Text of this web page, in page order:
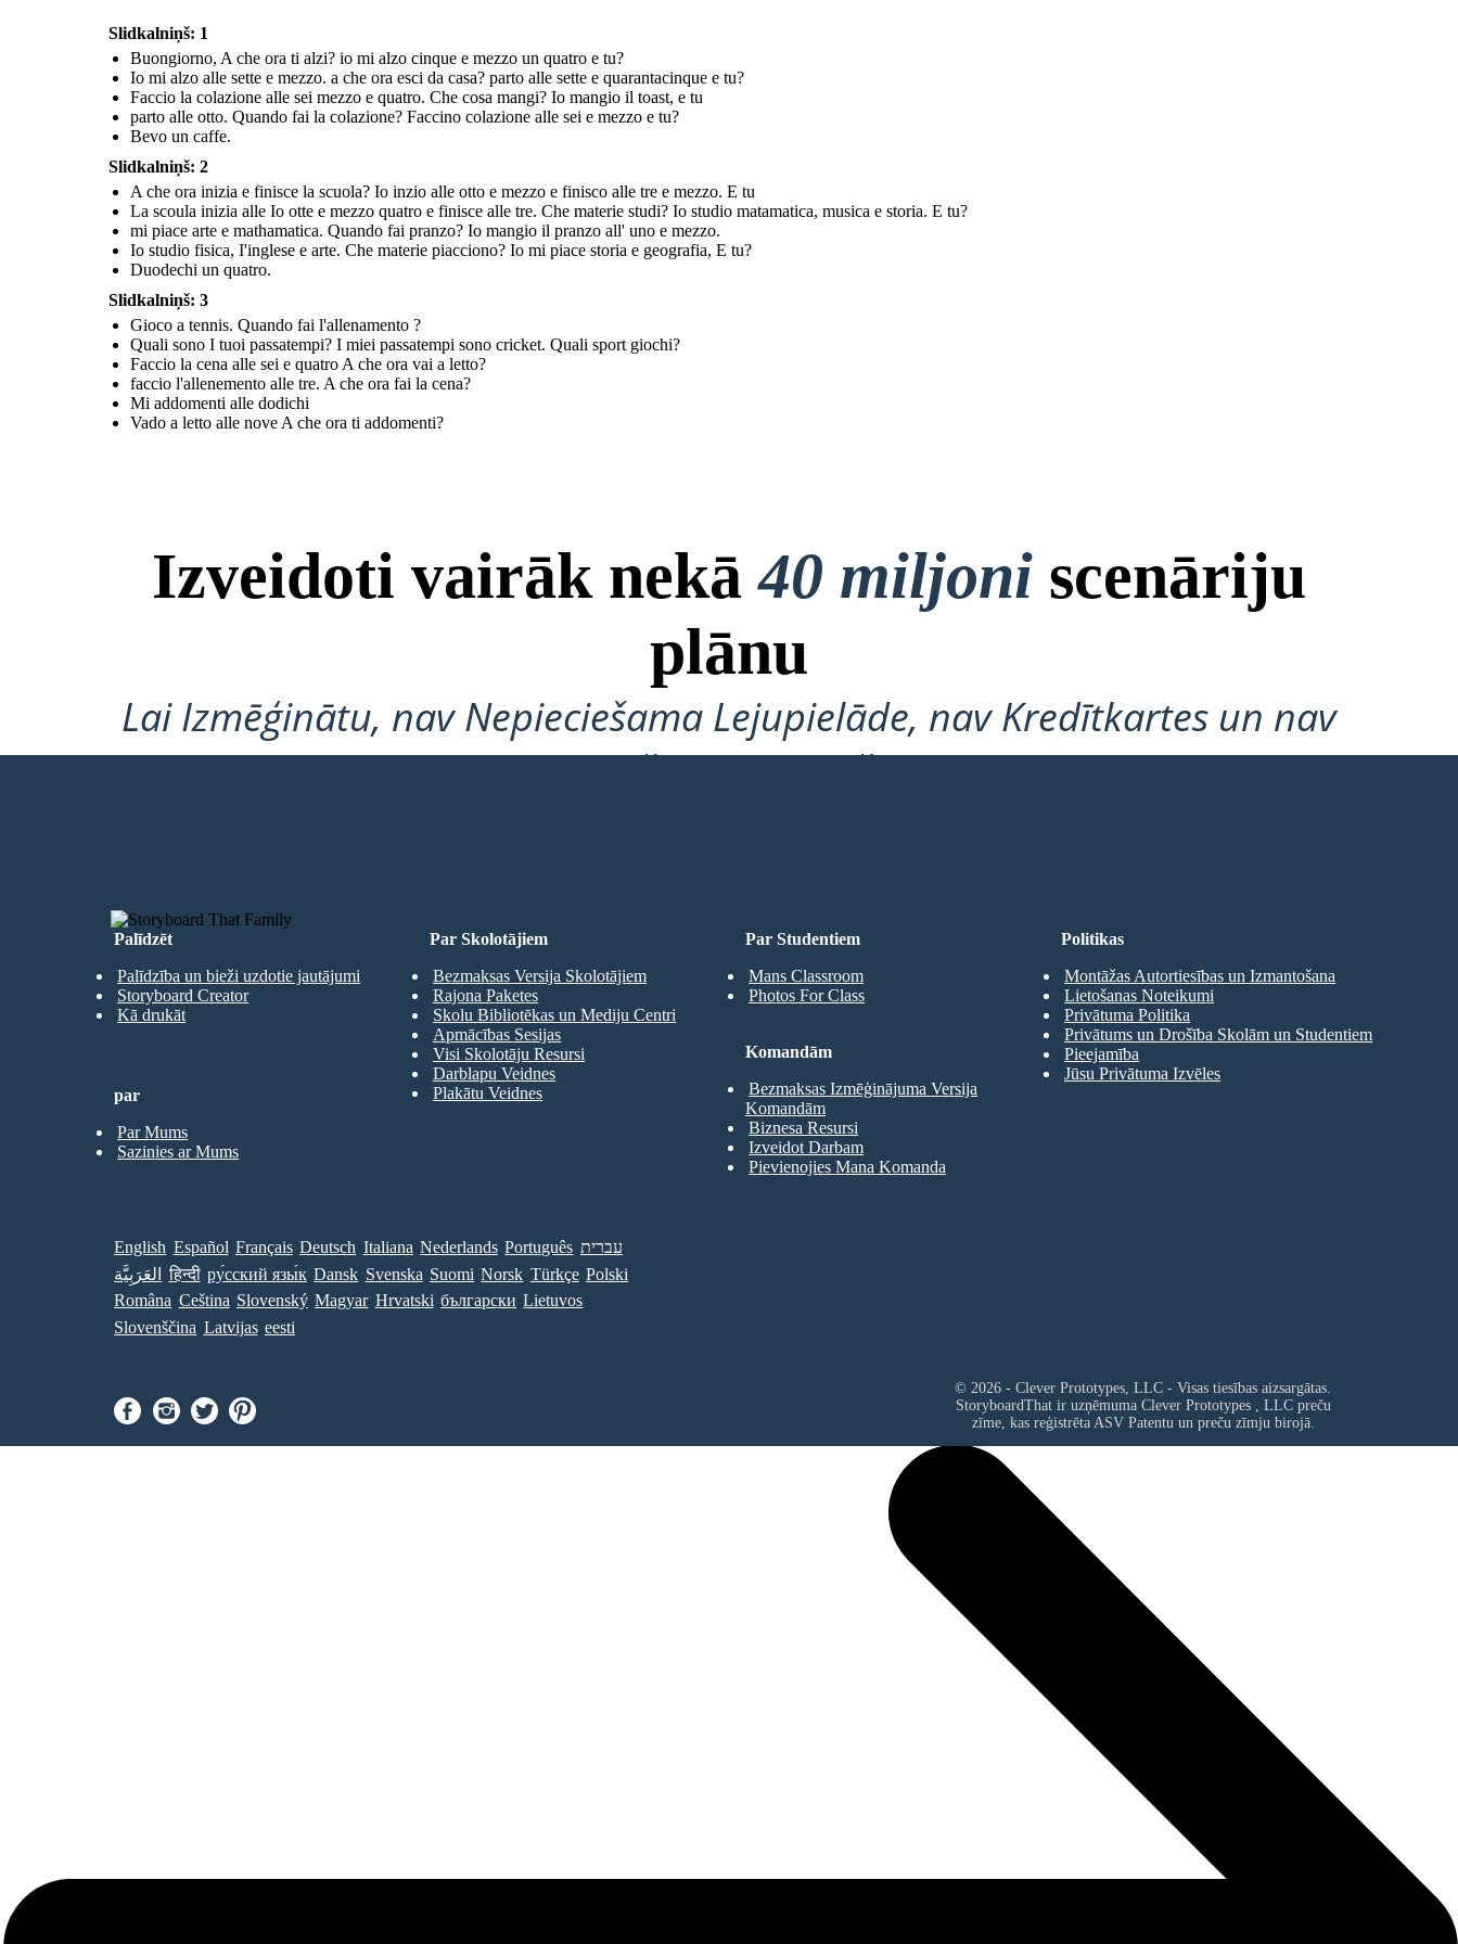
Slidkalniņš: 1
Buongiorno, A che ora ti alzi? io mi alzo cinque e mezzo un quatro e tu?
Io mi alzo alle sette e mezzo. a che ora esci da casa? parto alle sette e quarantacinque e tu?
Faccio la colazione alle sei mezzo e quatro. Che cosa mangi? Io mangio il toast, e tu
parto alle otto. Quando fai la colazione? Faccino colazione alle sei e mezzo e tu?
Bevo un caffe.
Slidkalniņš: 2
A che ora inizia e finisce la scuola? Io inzio alle otto e mezzo e finisco alle tre e mezzo. E tu
La scoula inizia alle Io otte e mezzo quatro e finisce alle tre. Che materie studi? Io studio matamatica, musica e storia. E tu?
mi piace arte e mathamatica. Quando fai pranzo? Io mangio il pranzo all' uno e mezzo.
Io studio fisica, I'inglese e arte. Che materie piacciono? Io mi piace storia e geografia, E tu?
Duodechi un quatro.
Slidkalniņš: 3
Gioco a tennis. Quando fai l'allenamento ?
Quali sono I tuoi passatempi? I miei passatempi sono cricket. Quali sport giochi?
Faccio la cena alle sei e quatro A che ora vai a letto?
faccio l'allenemento alle tre. A che ora fai la cena?
Mi addomenti alle dodichi
Vado a letto alle nove A che ora ti addomenti?
Izveidoti vairāk nekā40 miljoni scenāriju
plānu
Lai Izmēģinātu, nav Nepieciešama Lejupielāde, nav Kredītkartes un nav
Nepieciešama Pieteikšanās!
Palīdzēt
Palīdzība un bieži uzdotie jautājumi
Storyboard Creator
Kā drukāt
Par Studentiem
Mans Classroom
Photos For Class
Par Skolotājiem
Bezmaksas Versija Skolotājiem
Rajona Paketes
Skolu Bibliotēkas un Mediju Centri
Apmācības Sesijas
Visi Skolotāju Resursi
Darblapu Veidnes
Plakātu Veidnes
Komandām
Bezmaksas Izmēģinājuma Versija
Komandām
Biznesa Resursi
Izveidot Darbam
Pievienojies Mana Komanda
par
Par Mums
Sazinies ar Mums
Politikas
Montāžas Autortiesības un Izmantošana
Lietošanas Noteikumi
Privātuma Politika
Privātums un Drošība Skolām un Studentiem
Pieejamība
Jūsu Privātuma Izvēles
English Español Français Deutsch Italiana Nederlands Português עברית
العَرَبِيَّة
हिन्दी ру́сский язы́к Dansk Svenska Suomi Norsk Türkçe Polski
Româna Ceština Slovenský Magyar Hrvatski български Lietuvos
Slovenščina Latvijas eesti
© 2026 - Clever Prototypes, LLC - Visas tiesības aizsargātas.
StoryboardThat ir uzņēmuma Clever Prototypes , LLCpreču
zīme, kas reģistrēta ASV Patentu un preču zīmju birojā.